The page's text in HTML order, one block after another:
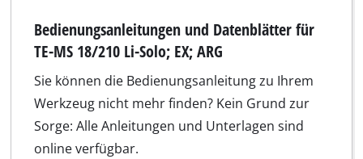
Bedienungsanleitungen und Datenblätter für
TE-MS 18/210 Li-Solo; EX; ARG
Sie können die Bedienungsanleitung zu Ihrem
Werkzeug nicht mehr finden? Kein Grund zur
Sorge: Alle Anleitungen und Unterlagen sind
online verfügbar.